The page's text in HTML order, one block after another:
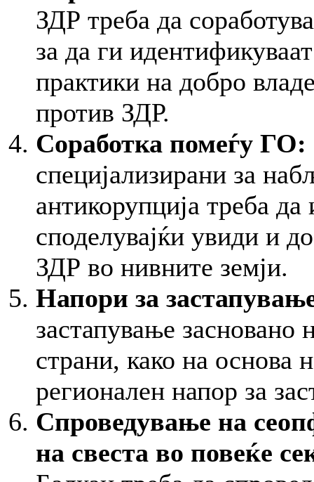
ЗДР треба да
за да ги
практики на добро
против ЗДР.
Соработка помеѓу ГО:
специјализирани за
антикорупција треба
споделувајќи увиди и
ЗДР во нивните земји.
Напори за
застапување засновано
страни, како на основа
регионален напор за
Спроведување на
на свеста во повеќе